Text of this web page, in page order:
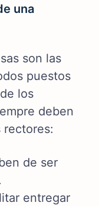
una
son las
puestos
los
deben
de ser
entregar